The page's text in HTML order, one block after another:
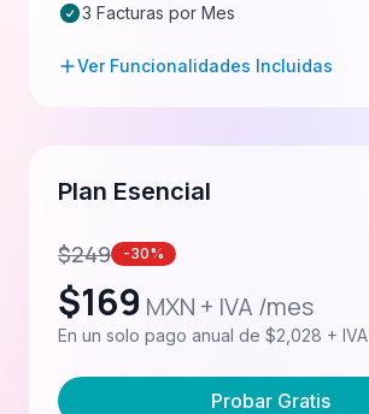
3 Facturas por Mes
Ver Funcionalidades Incluidas
Plan Esencial
$249 -30%
$169 MXN + IVA /mes
En un solo pago anual de $2,028 + IVA
Probar Gratis